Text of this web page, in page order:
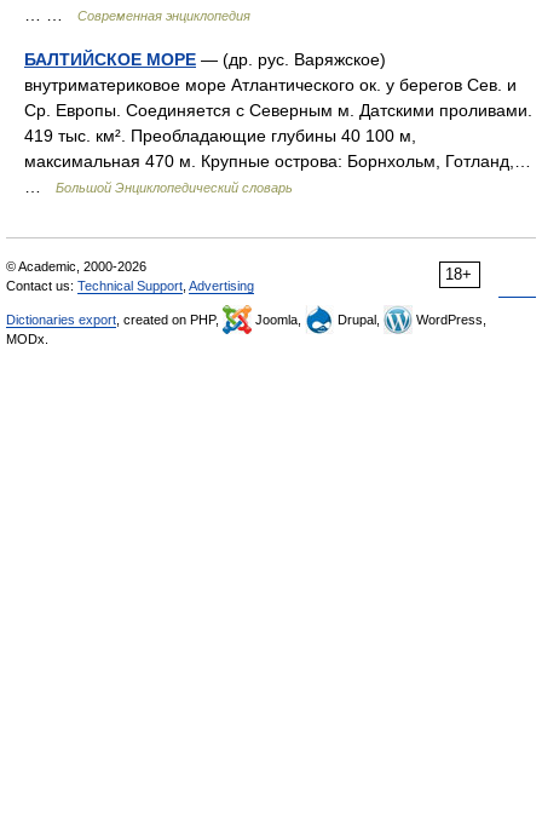
Современная энциклопедия
БАЛТИЙСКОЕ МОРЕ — (др. рус. Варяжское)
внутриматериковое море Атлантического ок. у берегов Сев. и
Ср. Европы. Соединяется с Северным м. Датскими проливами.
419 тыс. км². Преобладающие глубины 40 100 м,
максимальная 470 м. Крупные острова: Борнхольм, Готланд,…
Большой Энциклопедический словарь
18+
© Academic, 2000-2026
Contact us: Technical Support Advertising
Dictionaries export , created on PHP, Joomla, Drupal,
WordPress,
MODx.